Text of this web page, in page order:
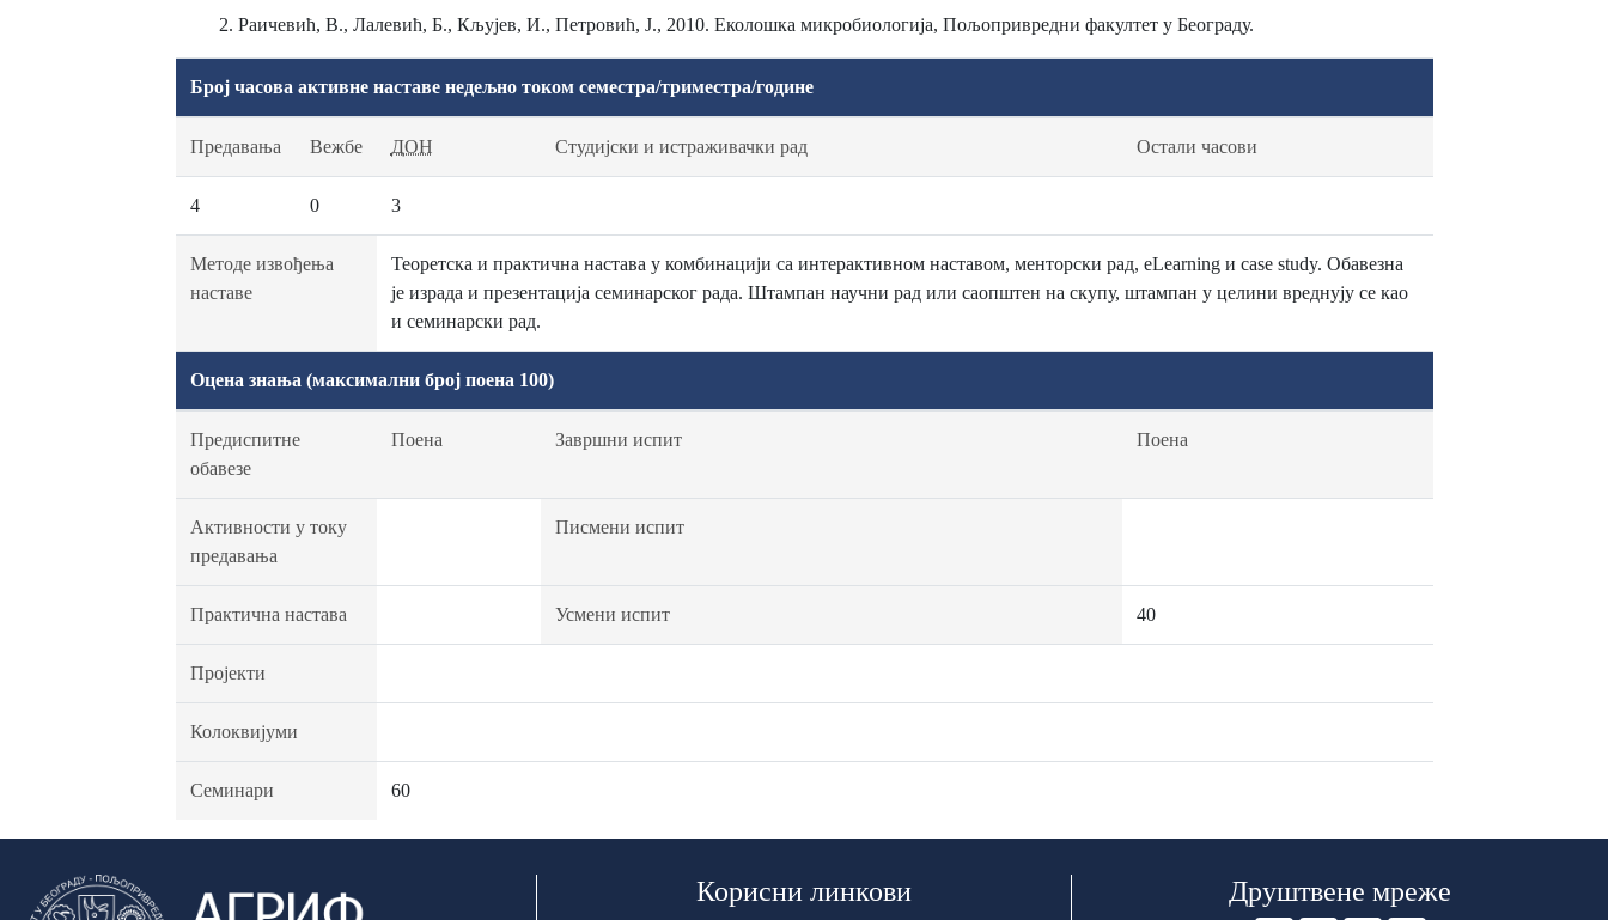
Раичевић, В., Лалевић, Б., Кљујев, И., Петровић, Ј., 2010. Еколошка микробиологија, Пољопривредни факултет у Београду.
Број часова активне наставе недељно током семестра/триместра/године
Предавања Вежбе ДОН Студијски и истраживачки рад Остали часови
4 0 3
Методе извођења
наставе
Теоретска и практична настава у комбинацији са интерактивном наставом, менторски рад, eLearning и case study. Oбавезна
је израда и презентација семинарског рада. Штампан научни рад или саопштен на скупу, штампан у целини вреднују се као
и семинарски рад.
Оцена знања (максимални број поена 100)
Предиспитне
обавезе
Поена Завршни испит Поена
Активности у току
предавања
Писмени испит
Практична настава Усмени испит 40
Пројекти
Колоквијуми
Семинари 60
Корисни линкови Друштвене мреже